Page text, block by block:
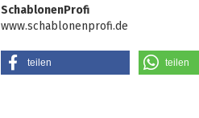
SchablonenProfi
www.schablonenprofi.de
teilen teilen